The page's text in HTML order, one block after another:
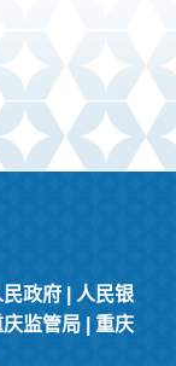
政府
人民银
监管局
重庆